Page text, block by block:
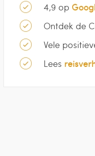
4,9 op
Ontdek de
Vele
Lees